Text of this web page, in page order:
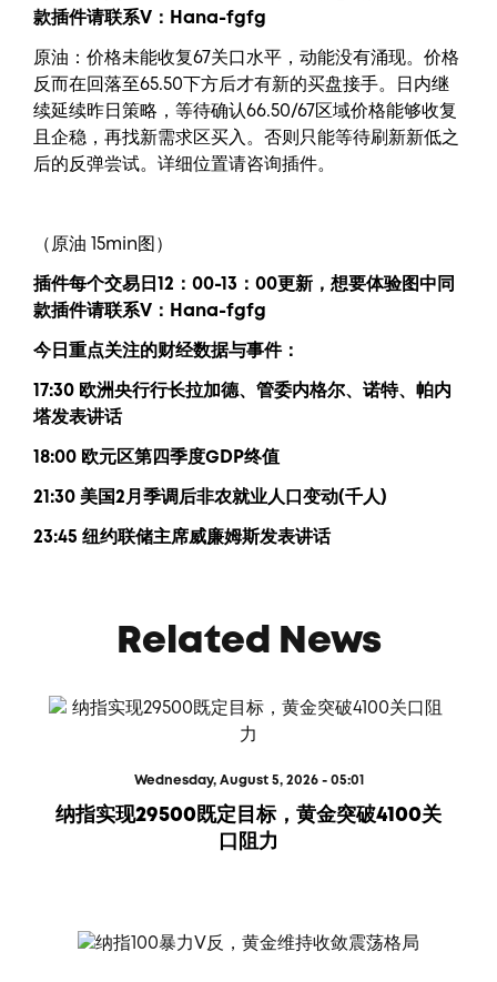
款插件请联系V： Hana-fgfg
原油：价格未能收复67关口水平，动能没有涌现。价格
反而在回落至65.50下方后才有新的买盘接手。日内继
续延续昨日策略，等待确认66.50/67区域价格能够收复
且企稳，再找新需求区买入。否则只能等待刷新新低之
后的反弹尝试。详细位置请咨询插件。
（原油 15min图）
插件每个交易日12：00-13：00更新， 想要体验图中 同
款插件请联系V： Hana-fgfg
今日重点关注的财经数据与事件：
17:30 欧洲央行行长拉加德、管委内格尔、诺特、帕内
塔发表讲话
18:00 欧元区第四季度GDP终值
21:30 美国2月季调后非农就业人口变动(千人)
23:45 纽约联储主席威廉姆斯发表讲话
Related News
Wednesday, August 5, 2026 - 05:01
纳指实现29500既定目标，黄金突破4100关
口阻力